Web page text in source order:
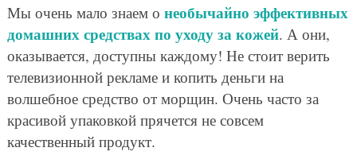
Мы очень мало знаем о необычайно эффективных
домашних средствах по уходу за кожей. А они,
оказывается, доступны каждому! Не стоит верить
телевизионной рекламе и копить деньги на
волшебное средство от морщин. Очень часто за
красивой упаковкой прячется не совсем
качественный продукт.